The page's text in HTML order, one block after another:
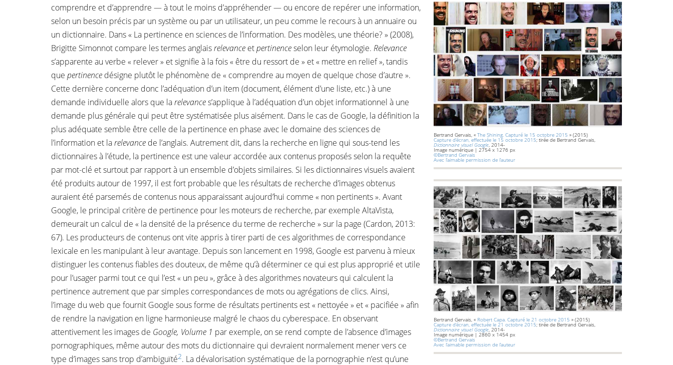
Bertrand Gervais, « The Shining. Capturé le 15 octobre 2015 » (2015)
Capture d’écran, effectuée le 15 octobre 2015; tirée de Bertrand Gervais,
Dictionnaire visuel Google, 2014-
Image numérique | 2754 x 1276 px
©Bertrand Gervais
Avec l’aimable permission de l’auteur
Bertrand Gervais, « Robert Capa. Capturé le 21 octobre 2015 » (2015)
Capture d’écran, effectuée le 21 octobre 2015; tirée de Bertrand Gervais,
Dictionnaire visuel Google, 2014-
Image numérique | 2860 x 1454 px
©Bertrand Gervais
Avec l’aimable permission de l’auteur
comprendre et d’apprendre — à tout le moins d’appréhender — ou encore de repérer une information,
selon un besoin précis par un système ou par un utilisateur, un peu comme le recours à un annuaire ou
un dictionnaire. Dans « La pertinence en sciences de l’information. Des modèles, une théorie? » (2008),
Brigitte Simonnot compare les termes anglaisrelevance etpertinenceselon leur étymologie. Relevance
s’apparente au verbe « relever » et signifie à la fois « être du ressort de » et « mettre en relief », tandis
que pertinence désigne plutôt le phénomène de « comprendre au moyen de quelque chose d’autre ».
Cette dernière concerne donc l’adéquation d’un item (document, élément d’une liste, etc.) à une
demande individuelle alors que larelevances’applique à l’adéquation d’un objet informationnel à une
demande plus générale qui peut être systématisée plus aisément. Dans le cas de Google, la définition la
plus adéquate semble être celle de la pertinence en phase avec le domaine des sciences de
l’information et larelevance de l’anglais. Autrement dit, dans la recherche en ligne qui sous-tend les
dictionnaires à l’étude, la pertinence est une valeur accordée aux contenus proposés selon la requête
par mot-clé et surtout par rapport à un ensemble d’objets similaires. Si les dictionnaires visuels avaient
été produits autour de 1997, il est fort probable que les résultats de recherche d’images obtenus
auraient été parsemés de contenus nous apparaissant aujourd’hui comme « non pertinents ». Avant
Google, le principal critère de pertinence pour les moteurs de recherche, par exemple AltaVista,
demeurait un calcul de « la densité de la présence du terme de recherche » sur la page (Cardon, 2013:
67). Les producteurs de contenus ont vite appris à tirer parti de ces algorithmes de correspondance
lexicale en les manipulant à leur avantage. Depuis son lancement en 1998, Google est parvenu à mieux
distinguer les contenus fiables des douteux, de même qu’à déterminer ce qui est plus approprié et utile
pour l’usager parmi tout ce qui l’est « un peu », grâce à des algorithmes novateurs qui calculent la
pertinence autrement que par simples correspondances de mots ou agrégations de clics. Ainsi,
l’image du web que fournit Google sous forme de résultats pertinents est « nettoyée » et « pacifiée » afin
de rendre la navigation en ligne harmonieuse malgré le chaos du cyberespace. En observant
attentivement les images de Google, Volume 1 par exemple, on se rend compte de l’absence d’images
pornographiques, même autour des mots du dictionnaire qui devraient normalement mener vers ce
type d’images sans trop d’ambiguïté2. La dévalorisation systématique de la pornographie n’est qu’une